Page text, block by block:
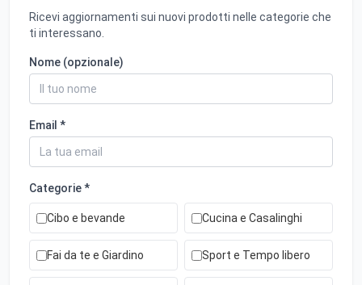
Ricevi aggiornamenti sui nuovi prodotti nelle categorie che
ti interessano.
Nome (opzionale)
Email *
Categorie *
Cibo e bevande Cucina e Casalinghi
Fai da te e Giardino Sport e Tempo libero